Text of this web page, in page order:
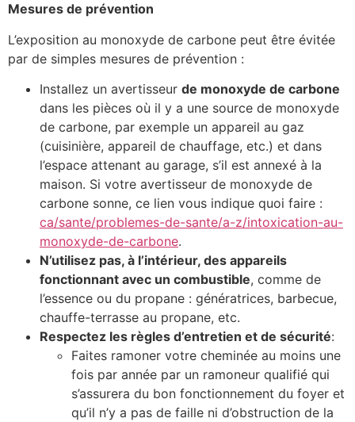
Mesures de prévention
L’exposition au monoxyde de carbone peut être évitée
par de simples mesures de prévention :
Installez un avertisseur de monoxyde de carbone
dans les pièces où il y a une source de monoxyde
de carbone, par exemple un appareil au gaz
(cuisinière, appareil de chauffage, etc.) et dans
l’espace attenant au garage, s’il est annexé à la
maison. Si votre avertisseur de monoxyde de
carbone sonne, ce lien vous indique quoi faire :
ca/sante/problemes-de-sante/a-z/intoxication-au-
monoxyde-de-carbone.
N’utilisez pas, à l’intérieur, des appareils
fonctionnant avec un combustible, comme de
l’essence ou du propane : génératrices, barbecue,
chauffe-terrasse au propane, etc.
Respectez les règles d’entretien et de sécurité:
Faites ramoner votre cheminée au moins une
fois par année par un ramoneur qualifié qui
s’assurera du bon fonctionnement du foyer et
qu’il n’y a pas de faille ni d’obstruction de la